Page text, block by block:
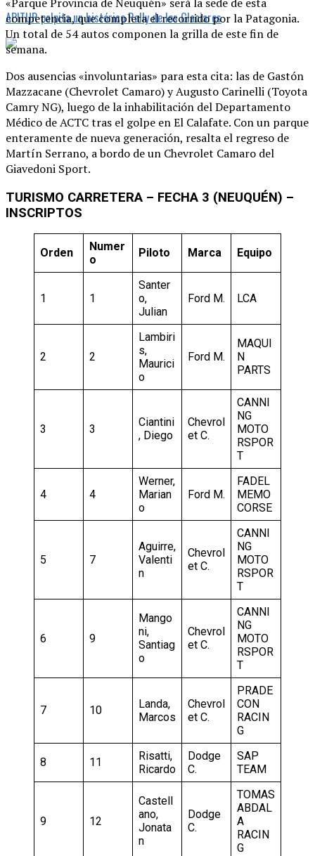
APITUR palpita un histórico Rally de los Glaciares
competencia, que completa el recorrido por la Patagonia.
Un total de 54 autos componen la grilla de este fin de
semana.
Dos ausencias «involuntarias» para esta cita: las de Gastón
Mazzacane (Chevrolet Camaro) y Augusto Carinelli (Toyota
Camry NG), luego de la inhabilitación del Departamento
Médico de ACTC tras el golpe en El Calafate. Con un parque
enteramente de nueva generación, resalta el regreso de
Martín Serrano, a bordo de un Chevrolet Camaro del
Giavedoni Sport.
TURISMO CARRETERA – FECHA 3 (NEUQUÉN) –
INSCRIPTOS
Orden
Numer
o
Piloto Marca Equipo
1 1
Santer
o,
Julian
Ford M. LCA
2 2
Lambiri
s,
Maurici
o
Ford M.
MAQUI
N
PARTS
3 3
Ciantini
, Diego
Chevrol
et C.
CANNI
NG
MOTO
RSPOR
T
4 4
Werner,
Marian
o
Ford M.
FADEL
MEMO
CORSE
5 7
Aguirre,
Valenti
n
Chevrol
et C.
CANNI
NG
MOTO
RSPOR
T
6 9
Mango
ni,
Santiag
o
Chevrol
et C.
CANNI
NG
MOTO
RSPOR
T
7 10
Landa,
Marcos
Chevrol
et C.
PRADE
CON
RACIN
G
8 11
Risatti,
Ricardo
Dodge
C.
SAP
TEAM
9 12
Castell
ano,
Jonata
n
Dodge
C.
TOMAS
ABDAL
A
RACIN
G